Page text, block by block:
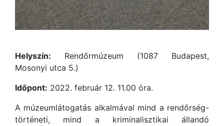
Helyszín: Rendőrmúzeum (1087 Budapest,
Mosonyi utca 5.)
Időpont: 2022. február 12. 11.00 óra.
A múzeumlátogatás alkalmával mind a rendőrség-
történeti, mind a kriminalisztikai állandó